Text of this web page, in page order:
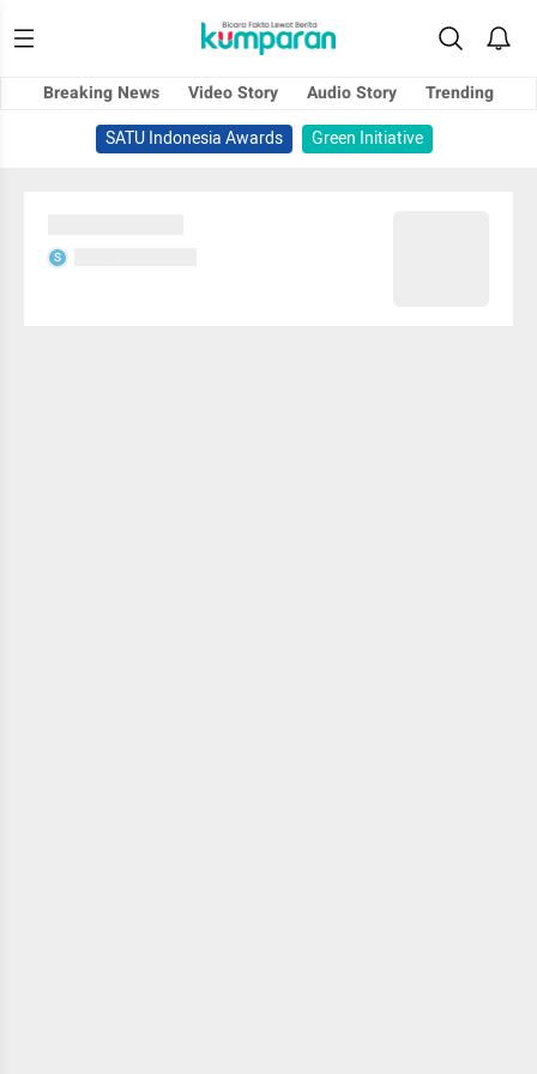
Breaking News Video Story Audio Story
Trending
SATU Indonesia Awards
Green Initiative
S